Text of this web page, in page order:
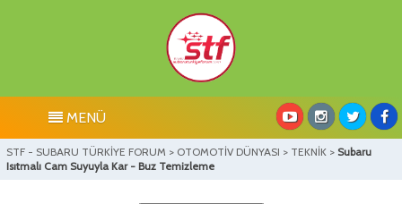
MENÜ
STF - SUBARU TÜRKİYE FORUM > OTOMOTİV DÜNYASI > TEKNİK > Subaru
Isıtmalı Cam Suyuyla Kar - Buz Temizleme